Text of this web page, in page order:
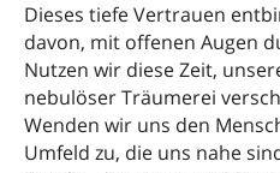
Dieses tiefe Vertrauen
davon, mit offenen Augen
Nutzen wir diese Zeit,
nebulöser Träumerei
Wenden wir uns den
Umfeld zu, die uns nahe